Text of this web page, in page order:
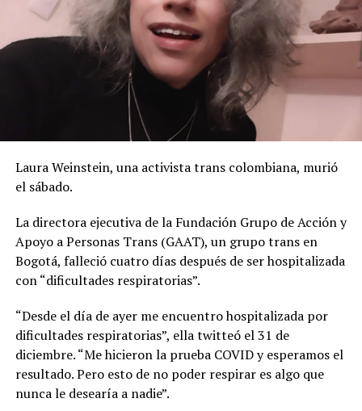
Laura Weinstein, una activista trans colombiana, murió
el sábado.
La directora ejecutiva de la Fundación Grupo de Acción y
Apoyo a Personas Trans (GAAT), un grupo trans en
Bogotá, falleció cuatro días después de ser hospitalizada
con “dificultades respiratorias”.
“Desde el día de ayer me encuentro hospitalizada por
dificultades respiratorias”, ella twitteó el 31 de
diciembre. “Me hicieron la prueba COVID y esperamos el
resultado. Pero esto de no poder respirar es algo que
nunca le desearía a nadie”.